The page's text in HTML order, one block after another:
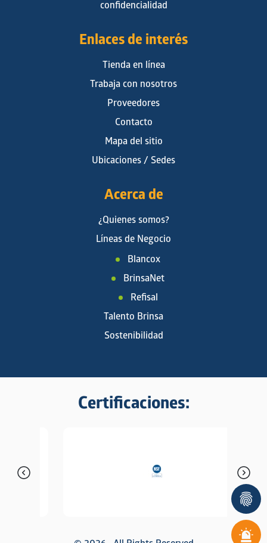
confidencialidad
Enlaces de interés
Tienda en línea
Trabaja con nosotros
Proveedores
Contacto
Mapa del sitio
Ubicaciones / Sedes
Acerca de
¿Quienes somos?
Líneas de Negocio
Blancox
BrinsaNet
Refisal
Talento Brinsa
Sostenibilidad
Certificaciones: